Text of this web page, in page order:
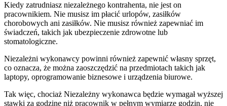
Kiedy zatrudniasz niezależnego kontrahenta, nie jest on
pracownikiem. Nie musisz im płacić urlopów, zasiłków
chorobowych ani zasiłków. Nie musisz również zapewniać im
świadczeń, takich jak ubezpieczenie zdrowotne lub
stomatologiczne.
Niezależni wykonawcy powinni również zapewnić własny sprzęt,
co oznacza, że można zaoszczędzić na przedmiotach takich jak
laptopy, oprogramowanie biznesowe i urządzenia biurowe.
Tak więc, chociaż Niezależny wykonawca będzie wymagał wyższej
stawki za godzinę niż pracownik w pełnym wymiarze godzin, nie